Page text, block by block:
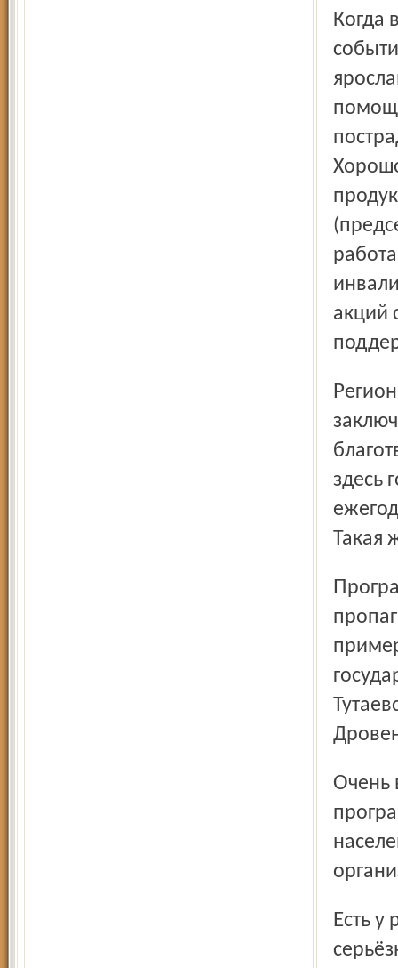
Когда
акций
Региональная программа «Не хлебом единым»
здесь
Такая
Программа «Мы с тобой одной крови» имеет целью
Очень важной в деятельности Красного Креста является
Есть у региональной организации РКК и довольно